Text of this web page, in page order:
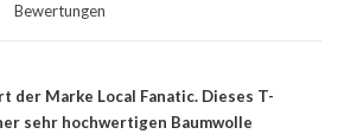
Bewertungen
der Marke Local Fanatic. Dieses T-
sehr hochwertigen Baumwolle